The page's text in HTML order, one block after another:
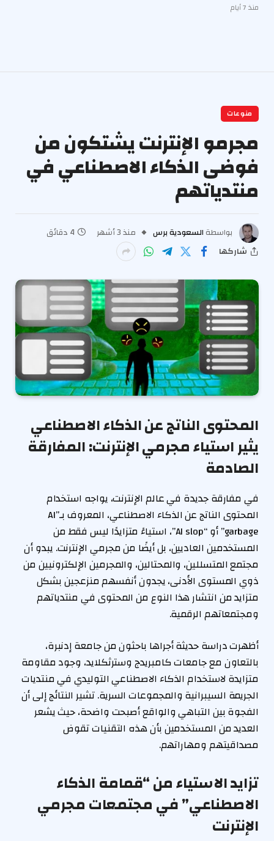
منذ 7 أيام
منوعات
مجرمو الإنترنت يشتكون من
فوضى الذكاء الاصطناعي في
منتدياتهم
بواسطة السعودية برس منذ 3 أشهر
4 دقائق
شاركها
المحتوى الناتج عن الذكاء الاصطناعي
يثير استياء مجرمي الإنترنت: المفارقة
الصادمة
في مفارقة جديدة في عالم الإنترنت، يواجه استخدام
المحتوى الناتج عن الذكاء الاصطناعي، المعروف بـ”AI
garbage” أو “AI slop”، استياءً متزايدًا ليس فقط من
المستخدمين العاديين، بل أيضًا من مجرمي الإنترنت. يبدو أن
مجتمع المتسللين، والمحتالين، والمجرمين الإلكترونيين من
ذوي المستوى الأدنى، يجدون أنفسهم منزعجين بشكل
متزايد من انتشار هذا النوع من المحتوى في منتدياتهم
ومجتمعاتهم الرقمية.
أظهرت دراسة حديثة أجراها باحثون من جامعة إدنبرة،
بالتعاون مع جامعات كامبريدج وسترثكلايد، وجود مقاومة
متزايدة لاستخدام الذكاء الاصطناعي التوليدي في منتديات
الجريمة السيبرانية والمجموعات السرية. تشير النتائج إلى أن
الفجوة بين التباهي والواقع أصبحت واضحة، حيث يشعر
العديد من المستخدمين بأن هذه التقنيات تقوض
مصداقيتهم ومهاراتهم.
تزايد الاستياء من “قمامة الذكاء
الاصطناعي” في مجتمعات مجرمي
الإنترنت